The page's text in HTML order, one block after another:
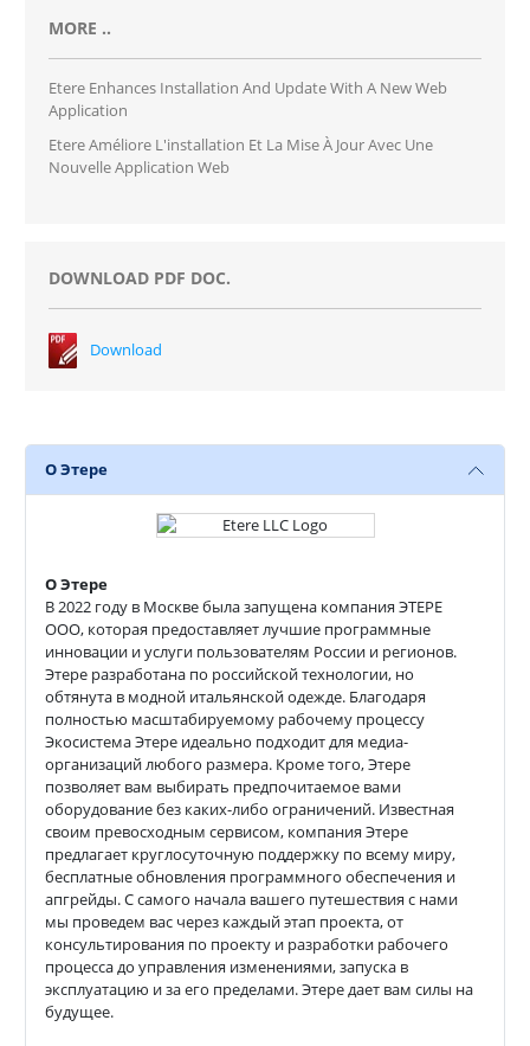
MORE ..
Etere Enhances Installation And Update With A New Web
Application
Etere Améliore L'installation Et La Mise À Jour Avec Une
Nouvelle Application Web
DOWNLOAD PDF DOC.
Download
О Этере
О Этере
В 2022 году в Москве была запущена компания ЭТЕРЕ
OOO, которая предоставляет лучшие программные
инновации и услуги пользователям России и регионов.
Этере разработана по российской технологии, но
обтянута в модной итальянской одежде. Благодаря
полностью масштабируемому рабочему процессу
Экосистема Этере идеально подходит для медиа-
организаций любого размера. Кроме того, Этере
позволяет вам выбирать предпочитаемое вами
оборудование без каких-либо ограничений. Известная
своим превосходным сервисом, компания Этере
предлагает круглосуточную поддержку по всему миру,
бесплатные обновления программного обеспечения и
апгрейды. С самого начала вашего путешествия с нами
мы проведем вас через каждый этап проекта, от
консультирования по проекту и разработки рабочего
процесса до управления изменениями, запуска в
эксплуатацию и за его пределами. Этере дает вам силы на
будущее.